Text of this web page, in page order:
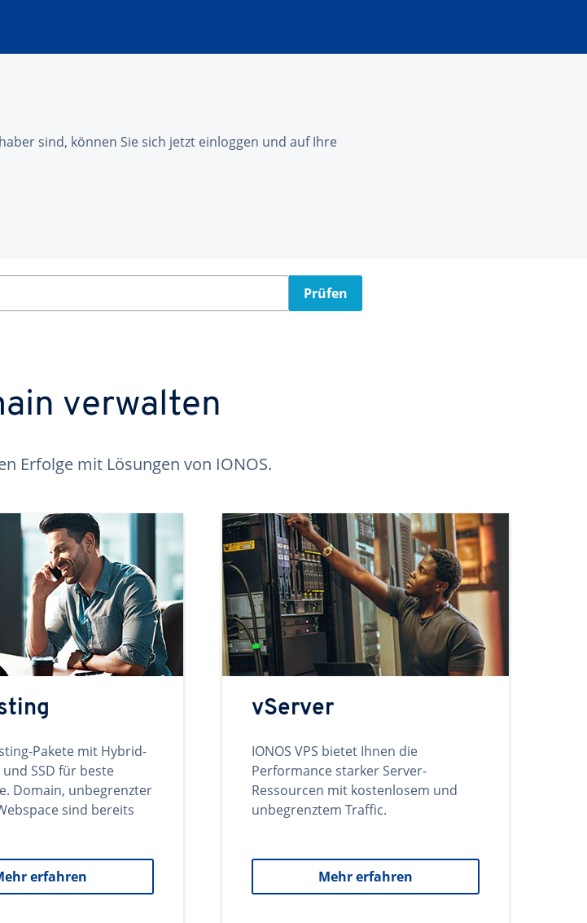
sind, können Sie sich jetzt einloggen und auf Ihre
Prüfen
verwalten
Erfolge mit Lösungen von IONOS.
Pakete mit Hybrid-
SSD für beste
Domain, unbegrenzter
sind bereits
erfahren
vServer
IONOS VPS bietet Ihnen die
Performance starker Server-
Ressourcen mit kostenlosem und
unbegrenztem Traffic.
Mehr erfahren